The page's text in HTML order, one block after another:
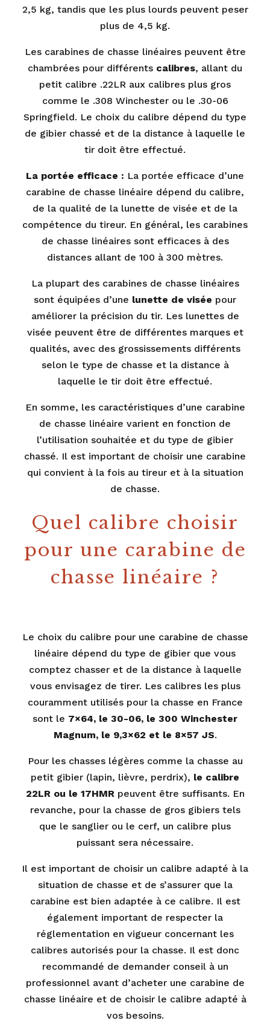
2,5 kg, tandis que les plus lourds peuvent peser
plus de 4,5 kg.
Les carabines de chasse linéaires peuvent être
chambrées pour différents calibres, allant du
petit calibre .22LR aux calibres plus gros
comme le .308 Winchester ou le .30-06
Springfield. Le choix du calibre dépend du type
de gibier chassé et de la distance à laquelle le
tir doit être effectué.
La portée efficace : La portée efficace d’une
carabine de chasse linéaire dépend du calibre,
de la qualité de la lunette de visée et de la
compétence du tireur. En général, les carabines
de chasse linéaires sont efficaces à des
distances allant de 100 à 300 mètres.
La plupart des carabines de chasse linéaires
sont équipées d’une lunette de visée pour
améliorer la précision du tir. Les lunettes de
visée peuvent être de différentes marques et
qualités, avec des grossissements différents
selon le type de chasse et la distance à
laquelle le tir doit être effectué.
En somme, les caractéristiques d’une carabine
de chasse linéaire varient en fonction de
l’utilisation souhaitée et du type de gibier
chassé. Il est important de choisir une carabine
qui convient à la fois au tireur et à la situation
de chasse.
Quel calibre choisir
pour une carabine de
chasse linéaire ?
Le choix du calibre pour une carabine de chasse
linéaire dépend du type de gibier que vous
comptez chasser et de la distance à laquelle
vous envisagez de tirer. Les calibres les plus
couramment utilisés pour la chasse en France
sont le 7×64, le 30-06, le 300 Winchester
Magnum, le 9,3×62 et le 8×57 JS.
Pour les chasses légères comme la chasse au
petit gibier (lapin, lièvre, perdrix), le calibre
22LR ou le 17HMRpeuvent être suffisants. En
revanche, pour la chasse de gros gibiers tels
que le sanglier ou le cerf, un calibre plus
puissant sera nécessaire.
Il est important de choisir un calibre adapté à la
situation de chasse et de s’assurer que la
carabine est bien adaptée à ce calibre. Il est
également important de respecter la
réglementation en vigueur concernant les
calibres autorisés pour la chasse. Il est donc
recommandé de demander conseil à un
professionnel avant d’acheter une carabine de
chasse linéaire et de choisir le calibre adapté à
vos besoins.